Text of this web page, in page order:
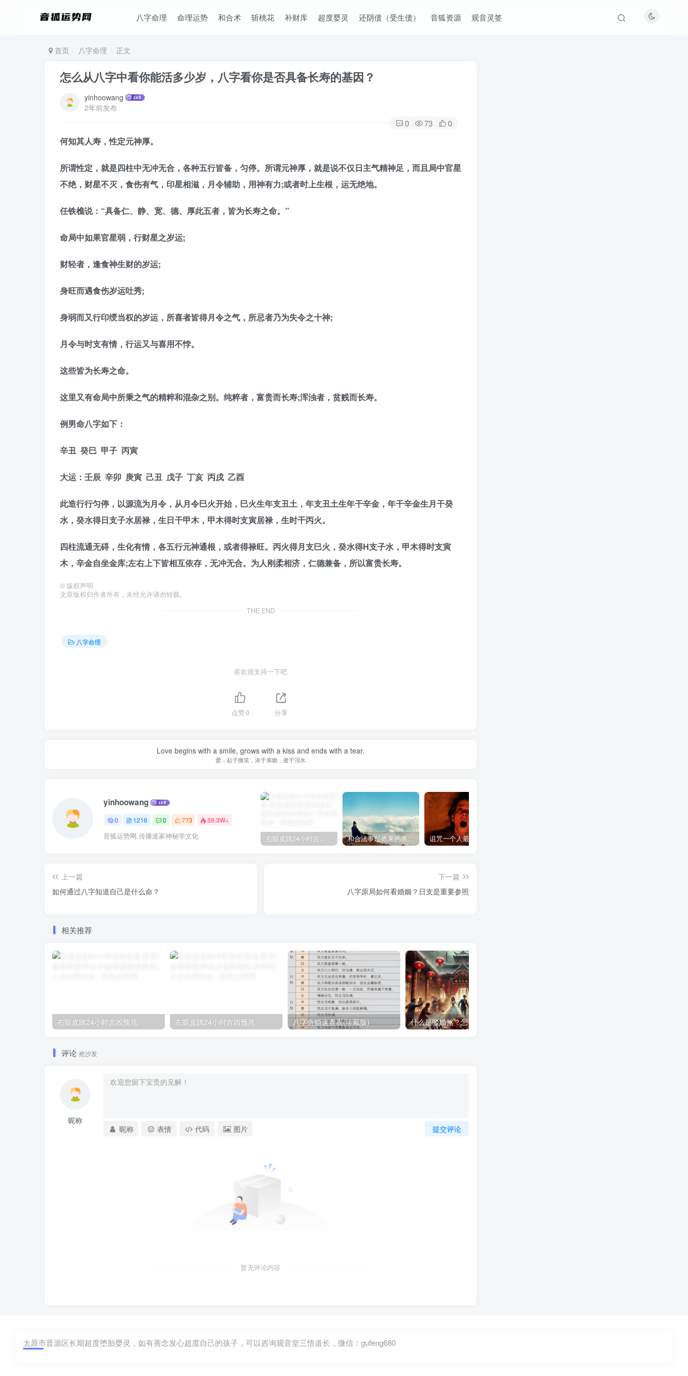
八字命理 命理运势 和合术 斩桃花 补财库 超度婴灵 还阴债（受生债） 音狐资源 观音灵签
首页 八字命理 正文
怎么从八字中看你能活多少岁，八字看你是否具备长寿的基因？
yinhoowang
2年前发布
0 73 0
何知其人寿，性定元神厚。
所谓性定，就是四柱中无冲无合，各种五行皆备，匀停。所谓元神厚，就是说不仅日主气精神足，而且局中官星
不绝，财星不灭，食伤有气，印星相滋，月令辅助，用神有力;或者时上生根，运无绝地。
任铁樵说：“具备仁、静、宽、德、厚此五者，皆为长寿之命。”
命局中如果官星弱，行财星之岁运;
财轻者，逢食神生财的岁运;
身旺而遇食伤岁运吐秀;
身弱而又行印绶当权的岁运，所喜者皆得月令之气，所忌者乃为失令之十神;
月令与时支有情，行运又与喜用不悖。
这些皆为长寿之命。
这里又有命局中所秉之气的精粹和混杂之别。纯粹者，富贵而长寿;浑浊者，贫贱而长寿。
例男命八字如下：
辛丑 癸巳 甲子 丙寅
大运：壬辰 辛卯 庚寅 己丑 戊子 丁亥 丙戌 乙酉
此造行行匀停，以源流为月令，从月令巳火开始，巳火生年支丑土，年支丑土生年干辛金，年干辛金生月干癸
水，癸水得日支子水居禄，生日干甲木，甲木得时支寅居禄，生时干丙火。
四柱流通无碍，生化有情，各五行元神通根，或者得禄旺。丙火得月支巳火，癸水得H支子水，甲木得时支寅
木，辛金自坐金库;左右上下皆相互依存，无冲无合。为人刚柔相济，仁德兼备，所以富贵长寿。
© 版权声明
文章版权归作者所有，未经允许请勿转载。
THE END
八字命理
喜欢就支持一下吧
点赞0 分享
Love begins with a smile, grows with a kiss and ends with a tear.
爱，起于微笑，浓于亲吻，逝于泪水
yinhoowang
0 1216 0 773 59.3W+
音狐运势网,传播道家神秘学文化
上一篇
如何通过八字知道自己是什么命？
下一篇
八字原局如何看婚姻？日支是重要参照
相关推荐
右眼皮跳24小时吉凶预兆 左眼皮跳24小时吉凶预兆 八字合婚速查表(珍藏版) 什么是驳婚煞？怎么破解驳婚煞
评论 抢沙发
昵称
提交评论
昵称 表情 代码 图片
暂无评论内容
太原市晋源区长期超度堕胎婴灵，如有善念发心超度自己的孩子，可以咨询观音堂三悟道长，微信：gufeng680